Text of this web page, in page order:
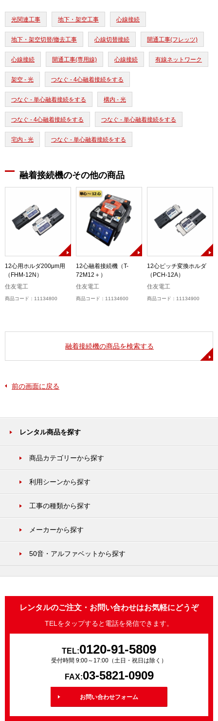
光関連工事 地下・架空工事 心線接続
地下・架空切替/撤去工事 心線切替接続 開通工事(フレッツ)
心線接続 開通工事(専用線) 心線接続 有線ネットワーク
架空 - 光 つなぐ - 4心融着接続をする
つなぐ - 単心融着接続をする 構内 - 光
つなぐ - 4心融着接続をする つなぐ - 単心融着接続をする
宅内 - 光 つなぐ - 単心融着接続をする
融着接続機のその他の商品
12心用ホルダ200μm用
（FHM-12N）
住友電工
商品コード：11134800
12心融着接続機（T-
72M12＋）
住友電工
商品コード：11134600
12心ピッチ変換ホルダ
（PCH-12A）
住友電工
商品コード：11134900
融着接続機の商品を検索する
前の画面に戻る
レンタル商品を探す
商品カテゴリーから探す
利用シーンから探す
工事の種類から探す
メーカーから探す
50音・アルファベットから探す
レンタルのご注文・お問い合わせはお気軽にどうぞ
TELをタップすると電話を発信できます。
TEL:0120-91-5809
受付時間 9:00～17:00（土日・祝日は除く）
FAX:03-5821-0909
お問い合わせフォーム